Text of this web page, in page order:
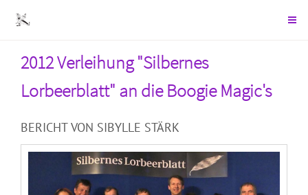
2012 Verleihung "Silbernes
Lorbeerblatt" an die Boogie Magic's
BERICHT VON SIBYLLE STÄRK